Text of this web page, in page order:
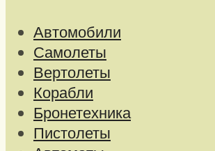
Автомобили
Самолеты
Вертолеты
Корабли
Бронетехника
Пистолеты